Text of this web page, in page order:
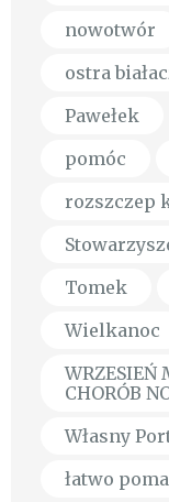
nowotwór
ostra
Pawełek
pomóc
rozszczep
Tomek
Wielkanoc
WRZESIEŃ
CHORÓB
Własny
łatwo